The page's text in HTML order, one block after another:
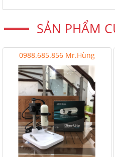
SẢN PHẨM
0988.685.856 Mr.Hùng